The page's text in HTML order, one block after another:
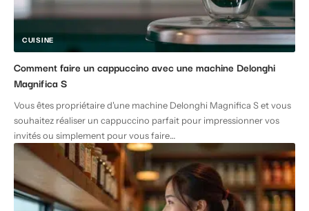
CUISINE
Comment faire un cappuccino avec une machine Delonghi
Magnifica S
Vous êtes propriétaire d'une machine Delonghi Magnifica S et vous
souhaitez réaliser un cappuccino parfait pour impressionner vos
invités ou simplement pour vous faire…